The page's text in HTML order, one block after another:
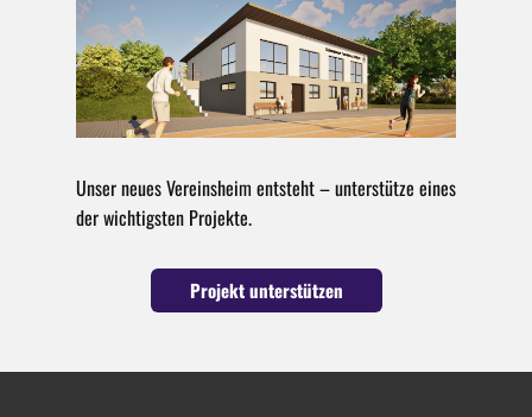
Unser neues Vereinsheim entsteht – unterstütze eines
der wichtigsten Projekte.
Projekt unterstützen